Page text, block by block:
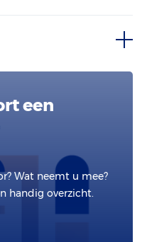
een
Wat neemt u mee?
handig overzicht.